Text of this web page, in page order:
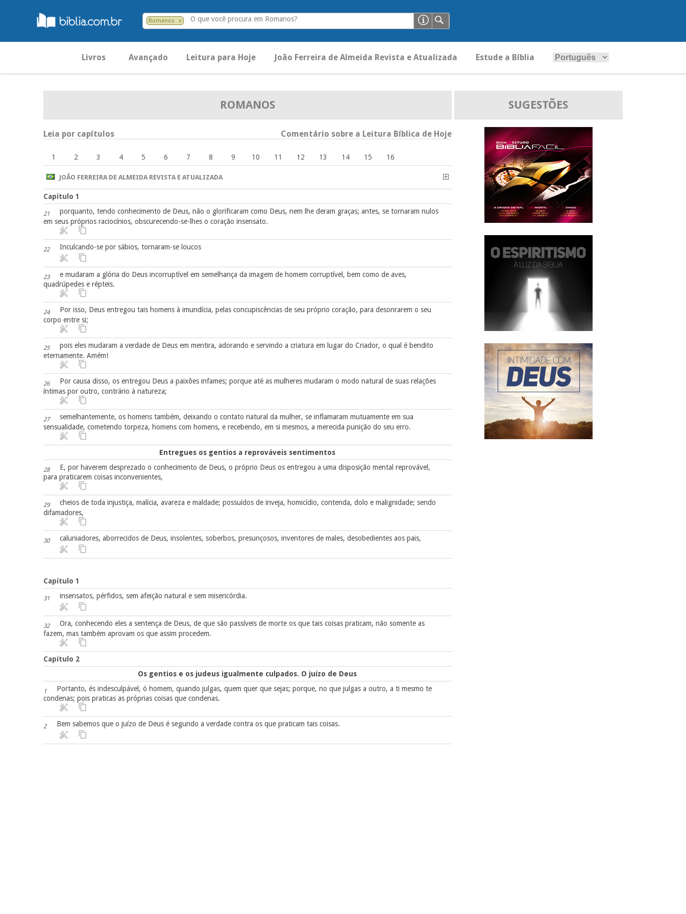
Romanos x O que você procura em Romanos?
Livros Avançado Leitura para Hoje João Ferreira de Almeida Revista e Atualizada Estude a Bíblia
ROMANOS
Leia por capítulos Comentário sobre a Leitura Bíblica de Hoje
1 2 3 4 5 6 7 8 9 10 11 12 13 14 15 16
JOÃO FERREIRA DE ALMEIDA REVISTA E ATUALIZADA
Capítulo 1
21
porquanto, tendo conhecimento de Deus, não o glorificaram como Deus, nem lhe deram graças; antes, se tornaram nulos
em seus próprios raciocínios, obscurecendo-se-lhes o coração insensato.
22 Inculcando-se por sábios, tornaram-se loucos
23
e mudaram a glória do Deus incorruptível em semelhança da imagem de homem corruptível, bem como de aves,
quadrúpedes e répteis.
24
Por isso, Deus entregou tais homens à imundícia, pelas concupiscências de seu próprio coração, para desonrarem o seu
corpo entre si;
25
pois eles mudaram a verdade de Deus em mentira, adorando e servindo a criatura em lugar do Criador, o qual é bendito
eternamente. Amém!
26
Por causa disso, os entregou Deus a paixões infames; porque até as mulheres mudaram o modo natural de suas relações
íntimas por outro, contrário à natureza;
27
semelhantemente, os homens também, deixando o contato natural da mulher, se inflamaram mutuamente em sua
sensualidade, cometendo torpeza, homens com homens, e recebendo, em si mesmos, a merecida punição do seu erro.
Entregues os gentios a reprováveis sentimentos
28
E, por haverem desprezado o conhecimento de Deus, o próprio Deus os entregou a uma disposição mental reprovável,
para praticarem coisas inconvenientes,
29
cheios de toda injustiça, malícia, avareza e maldade; possuídos de inveja, homicídio, contenda, dolo e malignidade; sendo
difamadores,
30 caluniadores, aborrecidos de Deus, insolentes, soberbos, presunçosos, inventores de males, desobedientes aos pais,
Capítulo 1
31 insensatos, pérfidos, sem afeição natural e sem misericórdia.
32
Ora, conhecendo eles a sentença de Deus, de que são passíveis de morte os que tais coisas praticam, não somente as
fazem, mas também aprovam os que assim procedem.
Capítulo 2
Os gentios e os judeus igualmente culpados. O juízo de Deus
1
Portanto, és indesculpável, ó homem, quando julgas, quem quer que sejas; porque, no que julgas a outro, a ti mesmo te
condenas; pois praticas as próprias coisas que condenas.
2 Bem sabemos que o juízo de Deus é segundo a verdade contra os que praticam tais coisas.
SUGESTÕES